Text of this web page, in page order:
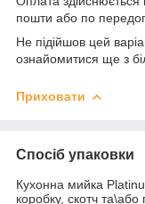
пошти або по
Не підійшов цей
ознайомитися ще з
Приховати
Спосіб упаковки
Кухонна мийка
коробку, скотч та\або